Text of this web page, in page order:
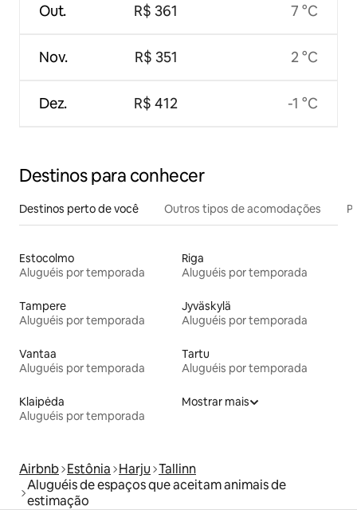
Out.
Nov.
Dez.
R$ 361
R$ 351
R$ 412
7 °C
2 °C
-1 °C
Destinos para conhecer
Destinos perto de você Outros tipos de acomodações
Estocolmo
Aluguéis por temporada
Riga
Aluguéis por temporada
Tampere
Aluguéis por temporada
Jyväskylä
Aluguéis por temporada
Vantaa
Aluguéis por temporada
Tartu
Aluguéis por temporada
Klaipėda
Aluguéis por temporada
Mostrar mais
Airbnb Estônia Harju Tallinn
Aluguéis de espaços que aceitam animais de
estimação